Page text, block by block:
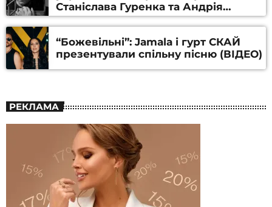
Станіслава Гуренка та Андрія
Алфьорова (ВІДЕО)
“Божевільні”: Jamala і гурт СКАЙ
презентували спільну пісню (ВІДЕО)
РЕКЛАМА